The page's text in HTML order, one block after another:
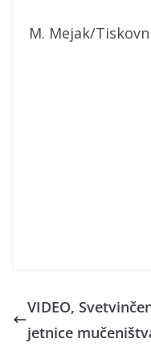
M. Mejak/
VIDEO,
jetnice